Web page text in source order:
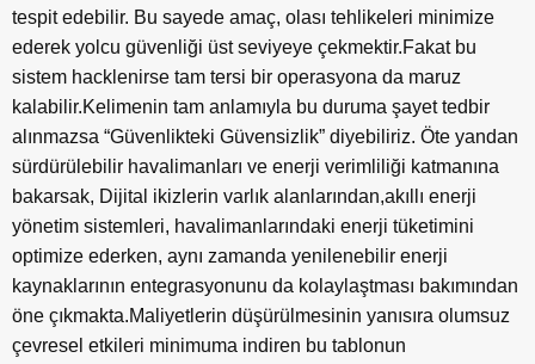
tespit edebilir. Bu sayede amaç, olası tehlikeleri minimize
ederek yolcu güvenliği üst seviyeye çekmektir.Fakat bu
sistem hacklenirse tam tersi bir operasyona da maruz
kalabilir.Kelimenin tam anlamıyla bu duruma şayet tedbir
alınmazsa “Güvenlikteki Güvensizlik” diyebiliriz. Öte yandan
sürdürülebilir havalimanları ve enerji verimliliği katmanına
bakarsak, Dijital ikizlerin varlık alanlarından,akıllı enerji
yönetim sistemleri, havalimanlarındaki enerji tüketimini
optimize ederken, aynı zamanda yenilenebilir enerji
kaynaklarının entegrasyonunu da kolaylaştması bakımından
öne çıkmakta.Maliyetlerin düşürülmesinin yanısıra olumsuz
çevresel etkileri minimuma indiren bu tablonun